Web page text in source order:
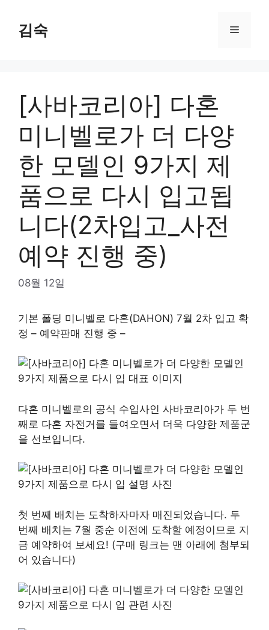
content
김숙 Menu
[사바코리아] 다혼
미니벨로가 더 다양
한 모델인 9가지 제
품으로 다시 입고됩
니다(2차입고_사전
예약 진행 중)
08월 12일
기본 폴딩 미니벨로 다혼(DAHON) 7월 2차 입고 확
정 – 예약판매 진행 중 –
다혼 미니벨로의 공식 수입사인 사바코리아가 두 번
째로 다혼 자전거를 들여오면서 더욱 다양한 제품군
을 선보입니다.
첫 번째 배치는 도착하자마자 매진되었습니다. 두
번째 배치는 7월 중순 이전에 도착할 예정이므로 지
금 예약하여 보세요! (구매 링크는 맨 아래에 첨부되
어 있습니다)